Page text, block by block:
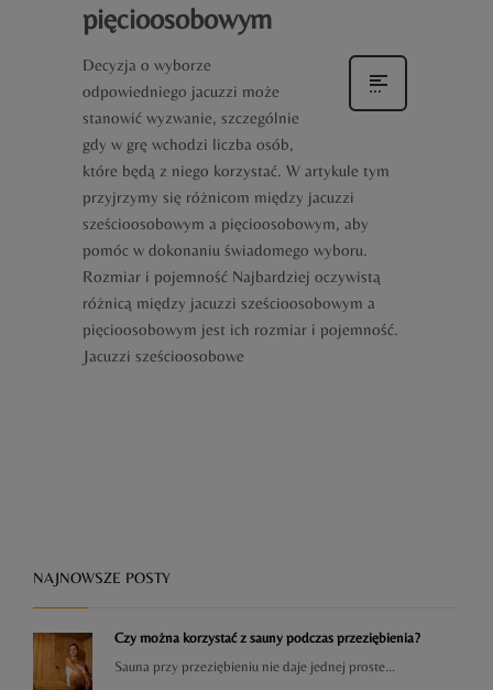
pięcioosobowym
Decyzja o wyborze
odpowiedniego jacuzzi może
stanowić wyzwanie, szczególnie
gdy w grę wchodzi liczba osób,
które będą z niego korzystać. W artykule tym
przyjrzymy się różnicom między jacuzzi
sześcioosobowym a pięcioosobowym, aby
pomóc w dokonaniu świadomego wyboru.
Rozmiar i pojemność Najbardziej oczywistą
różnicą między jacuzzi sześcioosobowym a
pięcioosobowym jest ich rozmiar i pojemność.
Jacuzzi sześcioosobowe
NAJNOWSZE POSTY
Czy można korzystać z sauny podczas przeziębienia?
Sauna przy przeziębieniu nie daje jednej proste...